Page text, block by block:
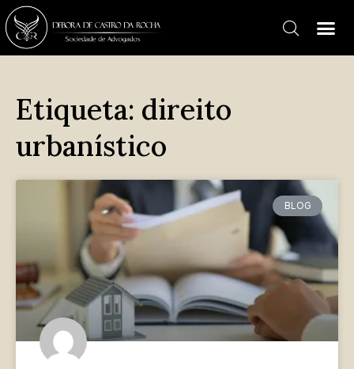
Etiqueta: direito
urbanístico
BLOG